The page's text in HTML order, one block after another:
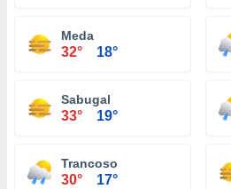
Meda
32° 18°
Sabugal
33° 19°
Trancoso
30° 17°